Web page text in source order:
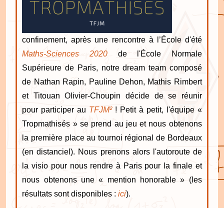
confinement, après une rencontre à l’École d'été
Maths-Sciences 2020de l'École Normale
Supérieure de Paris, notre dream team composé
de Nathan Rapin, Pauline Dehon, Mathis Rimbert
et Titouan Olivier-Choupin décide de se réunir
pour participer au TFJM²! Petit à petit, l'équipe «
Tropmathisés » se prend au jeu et nous obtenons
la première place au tournoi régional de Bordeaux
(en distanciel). Nous prenons alors l'autoroute de
la visio pour nous rendre à Paris pour la finale et
nous obtenons une « mention honorable » (les
résultats sont disponibles :ici).